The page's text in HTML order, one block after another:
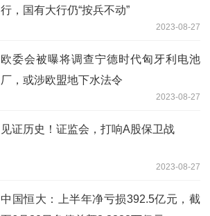
行，国有大行仍“按兵不动”
2023-08-27
欧委会被曝将调查宁德时代匈牙利电池
厂，或涉欧盟地下水法令
2023-08-27
见证历史！证监会，打响A股保卫战
2023-08-27
中国恒大：上半年净亏损392.5亿元，截